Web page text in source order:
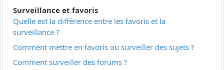
Surveillance et favoris
Quelle est la différence entre les favoris et la
surveillance ?
Comment mettre en favoris ou surveiller des sujets ?
Comment surveiller des forums ?